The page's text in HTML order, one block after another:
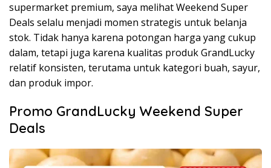
supermarket premium, saya melihat Weekend Super
Deals selalu menjadi momen strategis untuk belanja
stok. Tidak hanya karena potongan harga yang cukup
dalam, tetapi juga karena kualitas produk GrandLucky
relatif konsisten, terutama untuk kategori buah, sayur,
dan produk impor.
Promo GrandLucky Weekend Super
Deals